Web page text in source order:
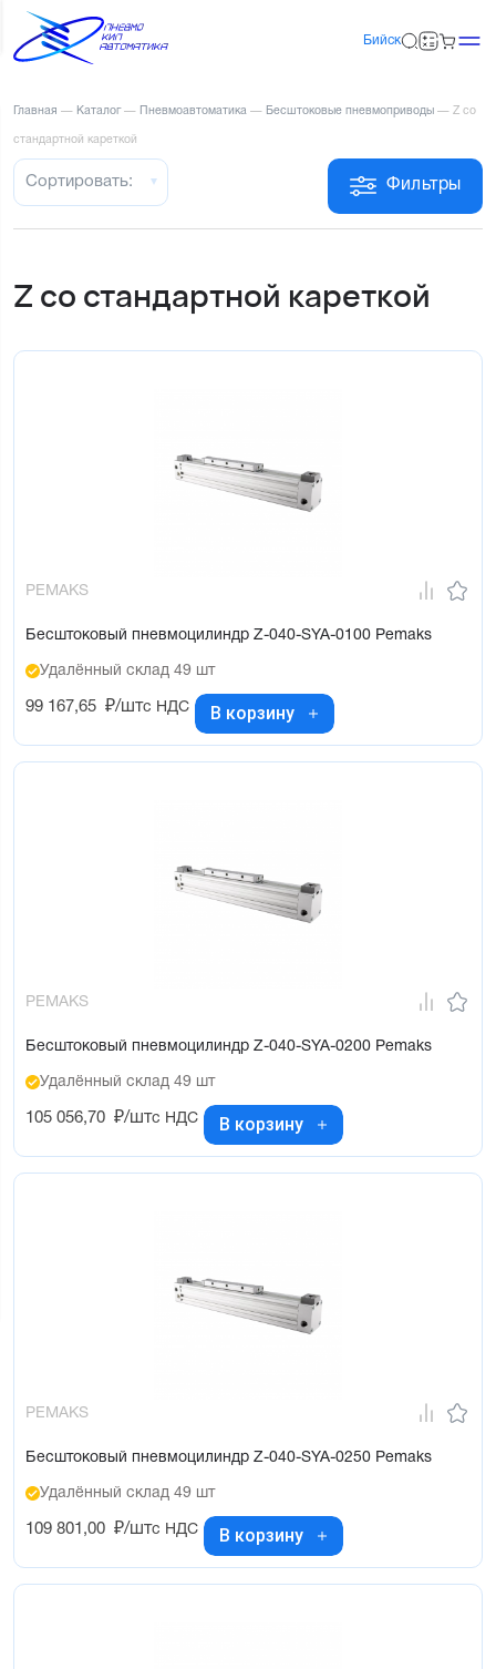
Бийск
Главная — Каталог — Пневмоавтоматика — Бесштоковые пневмоприводы — Z со
стандартной кареткой
Фильтры
Сортировать:
Z со стандартной кареткой
PEMAKS
Бесштоковый пневмоцилиндр Z-040-SYA-0100 Pemaks
Удалённый склад 49 шт
99 167,65 ₽/штс НДС В корзину
PEMAKS
Бесштоковый пневмоцилиндр Z-040-SYA-0200 Pemaks
Удалённый склад 49 шт
105 056,70 ₽/штс НДС В корзину
PEMAKS
Бесштоковый пневмоцилиндр Z-040-SYA-0250 Pemaks
Удалённый склад 49 шт
109 801,00 ₽/штс НДС В корзину